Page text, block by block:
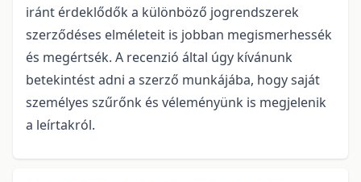
iránt érdeklődők a különböző jogrendszerek
szerződéses elméleteit is jobban megismerhessék
és megértsék. A recenzió által úgy kívánunk
betekintést adni a szerző munkájába, hogy saját
személyes szűrőnk és véleményünk is megjelenik
a leírtakról.